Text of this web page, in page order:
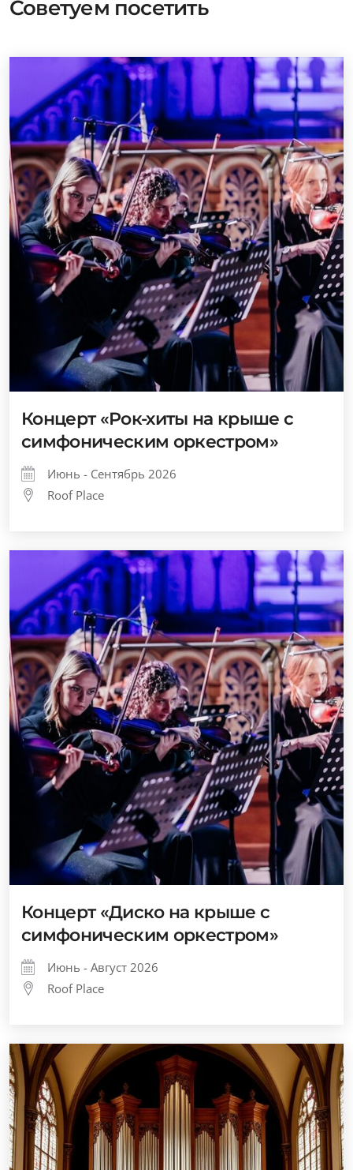
Советуем посетить
Концерт «Рок-хиты на крыше с
симфоническим оркестром»
Июнь - Сентябрь 2026
Roof Place
Концерт «Диско на крыше с
симфоническим оркестром»
Июнь - Август 2026
Roof Place